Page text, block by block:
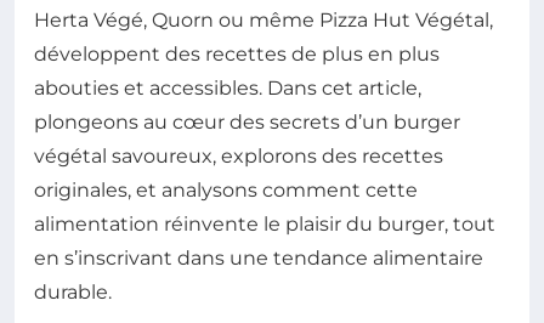
Herta Végé, Quorn ou même Pizza Hut Végétal,
développent des recettes de plus en plus
abouties et accessibles. Dans cet article,
plongeons au cœur des secrets d’un burger
végétal savoureux, explorons des recettes
originales, et analysons comment cette
alimentation réinvente le plaisir du burger, tout
en s’inscrivant dans une tendance alimentaire
durable.